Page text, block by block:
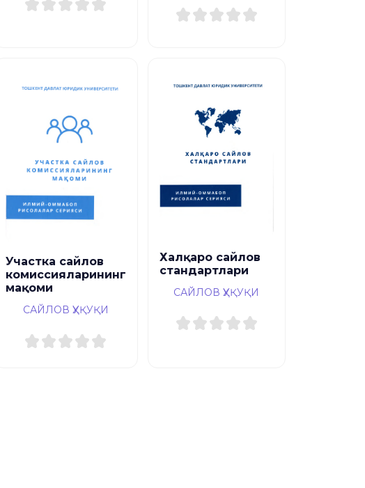
Участка сайлов
комиссияларининг
мақоми
САЙЛОВ ҲУҚУҚИ
Халқаро сайлов
стандартлари
САЙЛОВ ҲУҚУҚИ